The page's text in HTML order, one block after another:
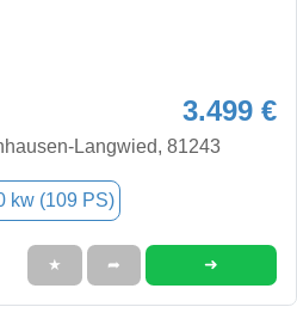
3.499 €
Langwied, 81243
kw (109 PS)
★ ➦ ➜